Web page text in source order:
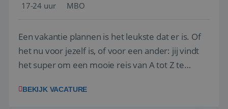
17-24 uur
MBO
Een vakantie plannen is het leukste dat er is. Of
het nu voor jezelf is, of voor een ander: jij vindt
het super om een mooie reis van A tot Z te
vakantiegangers de meest prachtige plekjes op
BEKIJK VACATURE